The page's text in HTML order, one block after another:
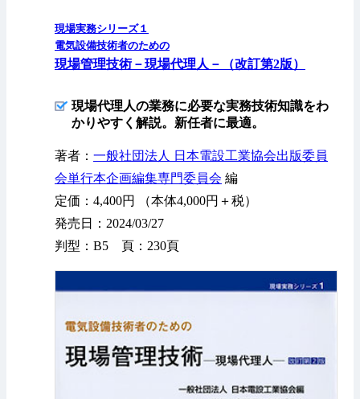
現場実務シリーズ１
電気設備技術者のための
現場管理技術－現場代理人－（改訂第2版）
現場代理人の業務に必要な実務技術知識をわ
かりやすく解説。新任者に最適。
著者： 一般社団法人 日本電設工業協会出版委員
会単行本企画編集専門委員会 編
定価：4,400円 （本体4,000円＋税）
発売日：2024/03/27
判型：B5 頁：230頁